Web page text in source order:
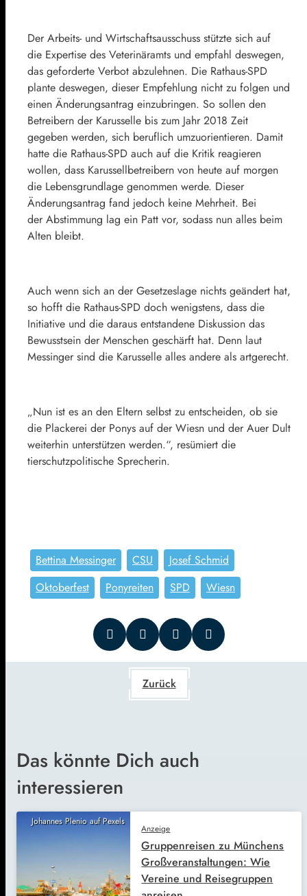
Der Arbeits- und Wirtschaftsausschuss stützte sich auf
die Expertise des Veterinäramts und empfahl deswegen,
das geforderte Verbot abzulehnen. Die Rathaus-SPD
plante deswegen, dieser Empfehlung nicht zu folgen und
einen Änderungsantrag einzubringen. So sollen den
Betreibern der Karusselle bis zum Jahr 2018 Zeit
gegeben werden, sich beruflich umzuorientieren. Damit
hatte die Rathaus-SPD auch auf die Kritik reagieren
wollen, dass Karussellbetreibern von heute auf morgen
die Lebensgrundlage genommen werde. Dieser
Änderungsantrag fand jedoch keine Mehrheit. Bei
der Abstimmung lag ein Patt vor, sodass nun alles beim
Alten bleibt.
Auch wenn sich an der Gesetzeslage nichts geändert hat,
so hofft die Rathaus-SPD doch wenigstens, dass die
Initiative und die daraus entstandene Diskussion das
Bewusstsein der Menschen geschärft hat. Denn laut
Messinger sind die Karusselle alles andere als artgerecht.
„Nun ist es an den Eltern selbst zu entscheiden, ob sie
die Plackerei der Ponys auf der Wiesn und der Auer Dult
weiterhin unterstützen werden.“, resümiert die
tierschutzpolitische Sprecherin.
Bettina Messinger CSU
Josef Schmid
Oktoberfest
Ponyreiten SPD Wiesn
Zurück
Das könnte Dich auch
interessieren
Johannes Plenio auf Pexels
Anzeige
Gruppenreisen zu Münchens
Großveranstaltungen: Wie
Vereine und Reisegruppen